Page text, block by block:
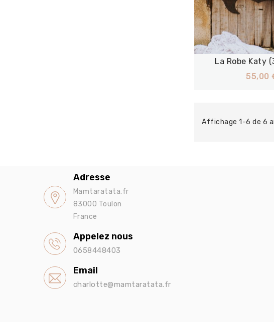
La Robe Katy
55,00
Affichage 1-6 de 6
Adresse
Mamtaratata.fr
83000 Toulon
France
Appelez nous
0658448403
Email
charlotte@mamtaratata.fr